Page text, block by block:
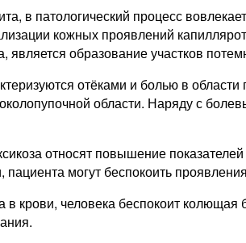
в патологический процесс
кожных проявлений
образование участков
отёками и болью в
области. Наряду с
относят повышение
могут беспокоить
в крови, человека беспокоит